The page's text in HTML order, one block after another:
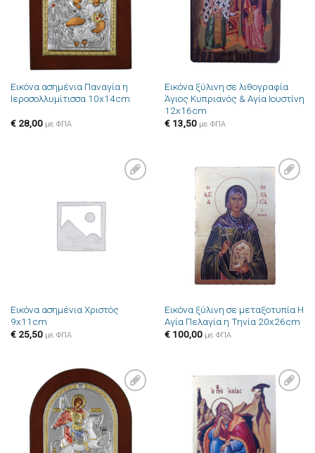
Εικόνα ασημένια Παναγία η
Ιεροσολλυμίτισσα 10x14cm
€28,00 με ΦΠΑ
Εικόνα ξύλινη σε λιθογραφία
Άγιος Κυπριανός & Αγία Ιουστίνη
12x16cm
€13,50 με ΦΠΑ
στην λίστα
Εικόνα ασημένια Χριστός
9x11cm
€25,50 με ΦΠΑ
Πρόσθήκη
στην λίστα
επιθυμιών
Εικόνα ξύλινη σε μεταξοτυπία Η
Αγία Πελαγία η Τηνία 20x26cm
€100,00 με ΦΠΑ
Πρόσθήκη
στην λίστα
επιθυμιών
Πρόσθήκη
στην λίστα
επιθυμιών